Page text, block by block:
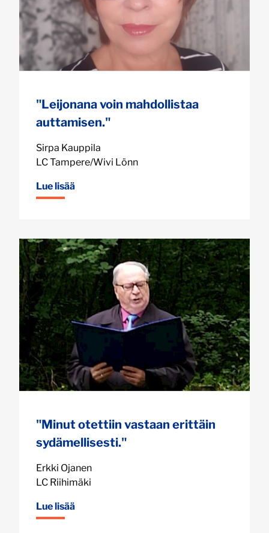
"Leijonana voin mahdollistaa
auttamisen."
Sirpa Kauppila
LC Tampere/Wivi Lönn
Lue lisää
"Minut otettiin vastaan erittäin
sydämellisesti."
Erkki Ojanen
LC Riihimäki
Lue lisää